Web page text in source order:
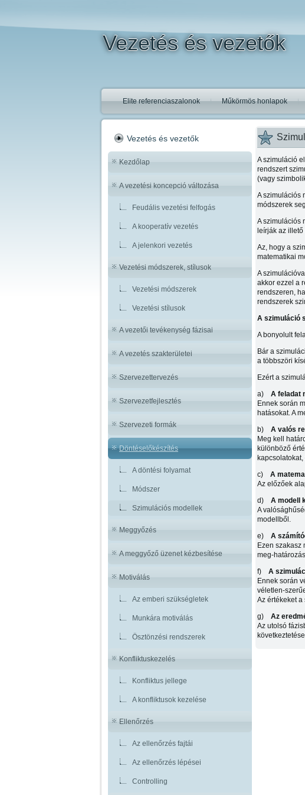
Vezetés és vezetők
Elite referenciaszalonok Műkörmös honlapok
Vezetés és vezetők
Kezdőlap
A vezetési koncepció változása
Feudális vezetési felfogás
A kooperatív vezetés
A jelenkori vezetés
Vezetési módszerek, stílusok
Vezetési módszerek
Vezetési stílusok
A vezetői tevékenység fázisai
A vezetés szakterületei
Szervezettervezés
Szervezetfejlesztés
Szervezeti formák
Döntéselőkészítés
A döntési folyamat
Módszer
Szimulációs modellek
Meggyőzés
A meggyőző üzenet kézbesítése
Motiválás
Az emberi szükségletek
Munkára motiválás
Ösztönzési rendszerek
Konfliktuskezelés
Konfliktus jellege
A konfliktusok kezelése
Ellenőrzés
Az ellenőrzés fajtái
Az ellenőrzés lépései
Controlling
A szimuláció
rendszert
(vagy
A szimulációs
módszerek
A szimulációs
leírják az
Az, hogy a
matematikai
A
akkor ezzel a
rendszeren,
rendszerek
A szimuláció
A bonyolult
Bár a
a többszöri
Ezért a
a) A feladat
Ennek során
hatásokat. A
b) A valós
Meg kell
különböző
c) A
Az előzőek
d) A modell
A
modellből.
e) A
Ezen
meg-
f) A
Ennek során
véletlen-
Az értékeket
g) Az
Az utolsó